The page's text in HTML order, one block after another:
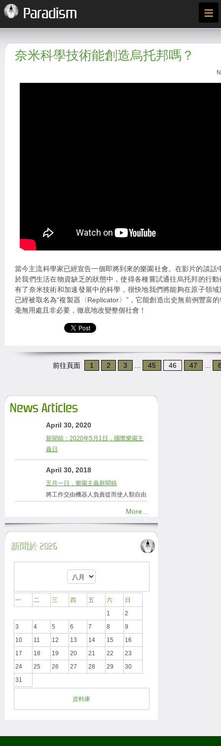
Paradism ≡
奈米科學技術能創造烏托邦嗎？
當今主流科學家已經宣告一個即將到來的樂園社會。在影片的談話
於我們生活在物資缺乏的狀態中，使得各種嘗試通往烏托邦的行
有了奈米技術和加速發展中的科學，很快地我們將能夠在原子領
已經被取名為“複製器〈Replicator〉”，它能創造出史無前例豐富
毫無用處且非必要，徹底地改變整個社會！
前往頁面 1 2 3 45 46 47
News Articles
April 30, 2020
新聞稿：2020年5月1日，國際樂園主
義日
April 30, 2018
五月一日，樂園主義新聞稿
將工作交由機器人負責從而使人類自由
More...
新聞於 2026
一 二 三 四 五 六
日
1
2
3
4 5 6 7 8
9
10
11 12 13 14 15
16
17
18 19 20 21 22
23
24
25 26 27 28 29
30
31
資料庫